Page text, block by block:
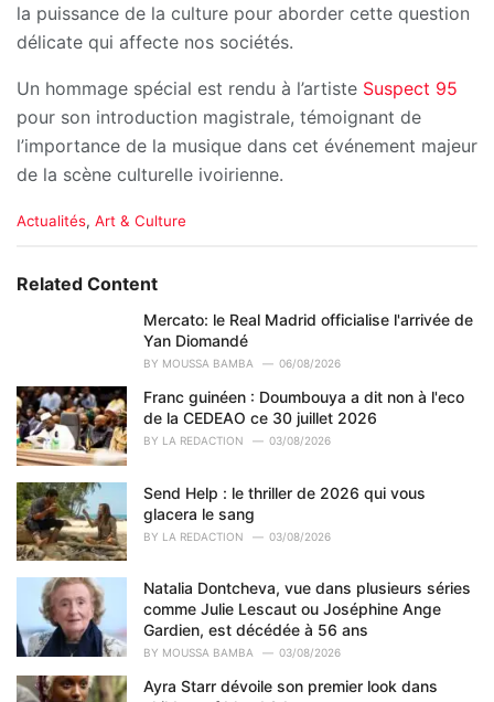
la puissance de la culture pour aborder cette question
délicate qui affecte nos sociétés.
Un hommage spécial est rendu à l’artiste Suspect 95
pour son introduction magistrale, témoignant de
l’importance de la musique dans cet événement majeur
de la scène culturelle ivoirienne.
C
e
s
:
Actualités, Art & Culture
Related Content
Mercato: le Real Madrid officialise l'arrivée de
Yan Diomandé
BY MOUSSA BAMBA 06/08/2026
Franc guinéen : Doumbouya a dit non à l'eco
de la CEDEAO ce 30 juillet 2026
BY LA REDACTION 03/08/2026
Send Help : le thriller de 2026 qui vous
glacera le sang
BY LA REDACTION 03/08/2026
Natalia Dontcheva, vue dans plusieurs séries
comme Julie Lescaut ou Joséphine Ange
Gardien, est décédée à 56 ans
BY MOUSSA BAMBA 03/08/2026
Ayra Starr dévoile son premier look dans